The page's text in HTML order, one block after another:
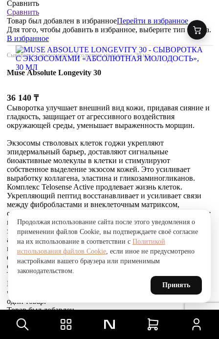
Сравнить
Сравнить
Товар был добавлен в избранноеПерейти в избранное
Для того, чтобы добавить в избранное, выберите тип товара.
В избранное
Сыворотка с экзосомами «абсолютная молодость», 30 мл
Muse Absolute Longevity 30
36 140 ₸
Сыворотка улучшает внешний вид кожи, придавая сияние и
гладкость, защищает от агрессивного воздействия
окружающей среды, уменьшает выраженность морщин.
Экзосомы стволовых клеток годжи укрепляют
эпидермальный барьер, доставляют сигнальные
биоактивные молекулы в клетки и стимулируют
собственное выделение экзосом кожей. Это усиливает
выработку коллагена, эластина и гликозаминогликанов.
Комплекс Telosense Active продлевает жизнь клеток.
Укрепляющий пептид восстанавливает и усиливает связи
между фибробластами и внеклеточным матриксом,
стимулирует выработку коллагена I и VI типов, обеспечивая
прочное соединение эпидермиса и дермы, что приводит к
заметному сокращению морщин. Стволовые клетки
альпийской розы защищают, поддерживают и
восстанавливают устойчивость кожи к агрессивным
факторам окружающей среды и преждевременному
старению, улучшают барьерные свойства.
Товар был добавлен
В СРАВНЕНИЕ
чтобы посмотреть список сравнение, добавьте хотя бы ещё
один товар.
Товар был добавлен
в сравнение
Сравнить
Продолжая использование сайта после этого уведомления о
применении файлов Cookie, вы подтверждаете своё согласие
на их использование в соответствии с Политикой
использования файлов Cookie, если иное не предусмотрено
настройками вашего браузера или применимым
законодательством.
Принять